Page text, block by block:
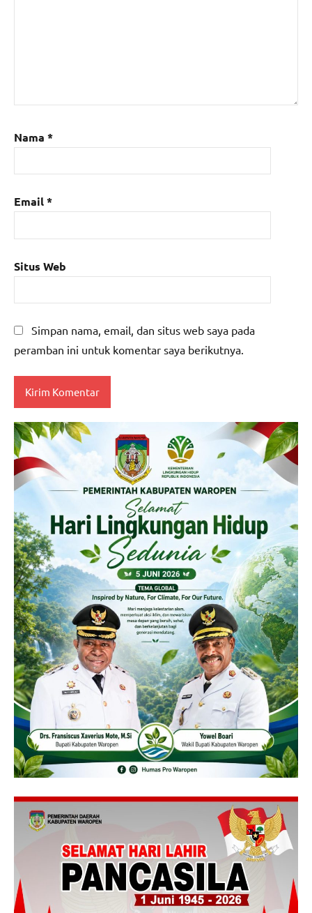
Nama *
Email*
Situs Web
Simpan nama, email, dan situs web saya pada
peramban ini untuk komentar saya berikutnya.